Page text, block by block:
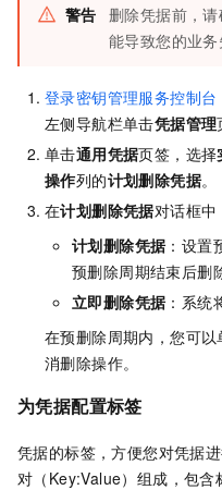
警告 删除凭据前，
能导致您的业务
登录密钥管理服务控制台
左侧导航栏单击凭据管理
单击通用凭据页签，选择
操作列的计划删除凭据。
在计划删除凭据对话框中
计划删除凭据：设置
预删除周期结束后删
立即删除凭据：系统
在预删除周期内，您可
消删除操作。
为凭据配置标签
凭据的标签，方便您对凭据
对（Key:Value）组成，包